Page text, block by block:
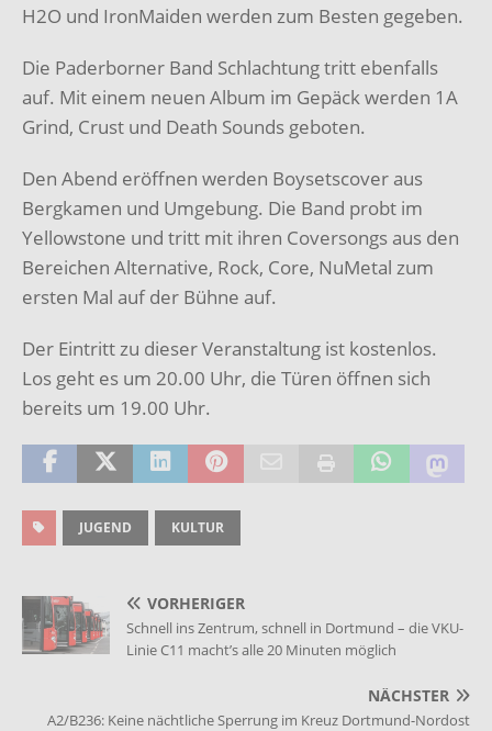
H2O und IronMaiden werden zum Besten gegeben.
Die Paderborner Band Schlachtung tritt ebenfalls
auf. Mit einem neuen Album im Gepäck werden 1A
Grind, Crust und Death Sounds geboten.
Den Abend eröffnen werden Boysetscover aus
Bergkamen und Umgebung. Die Band probt im
Yellowstone und tritt mit ihren Coversongs aus den
Bereichen Alternative, Rock, Core, NuMetal zum
ersten Mal auf der Bühne auf.
Der Eintritt zu dieser Veranstaltung ist kostenlos.
Los geht es um 20.00 Uhr, die Türen öffnen sich
bereits um 19.00 Uhr.
JUGEND KULTUR
VORHERIGER
Schnell ins Zentrum, schnell in Dortmund – die VKU-
Linie C11 macht’s alle 20 Minuten möglich
NÄCHSTER
A2/B236: Keine nächtliche Sperrung im Kreuz Dortmund-Nordost